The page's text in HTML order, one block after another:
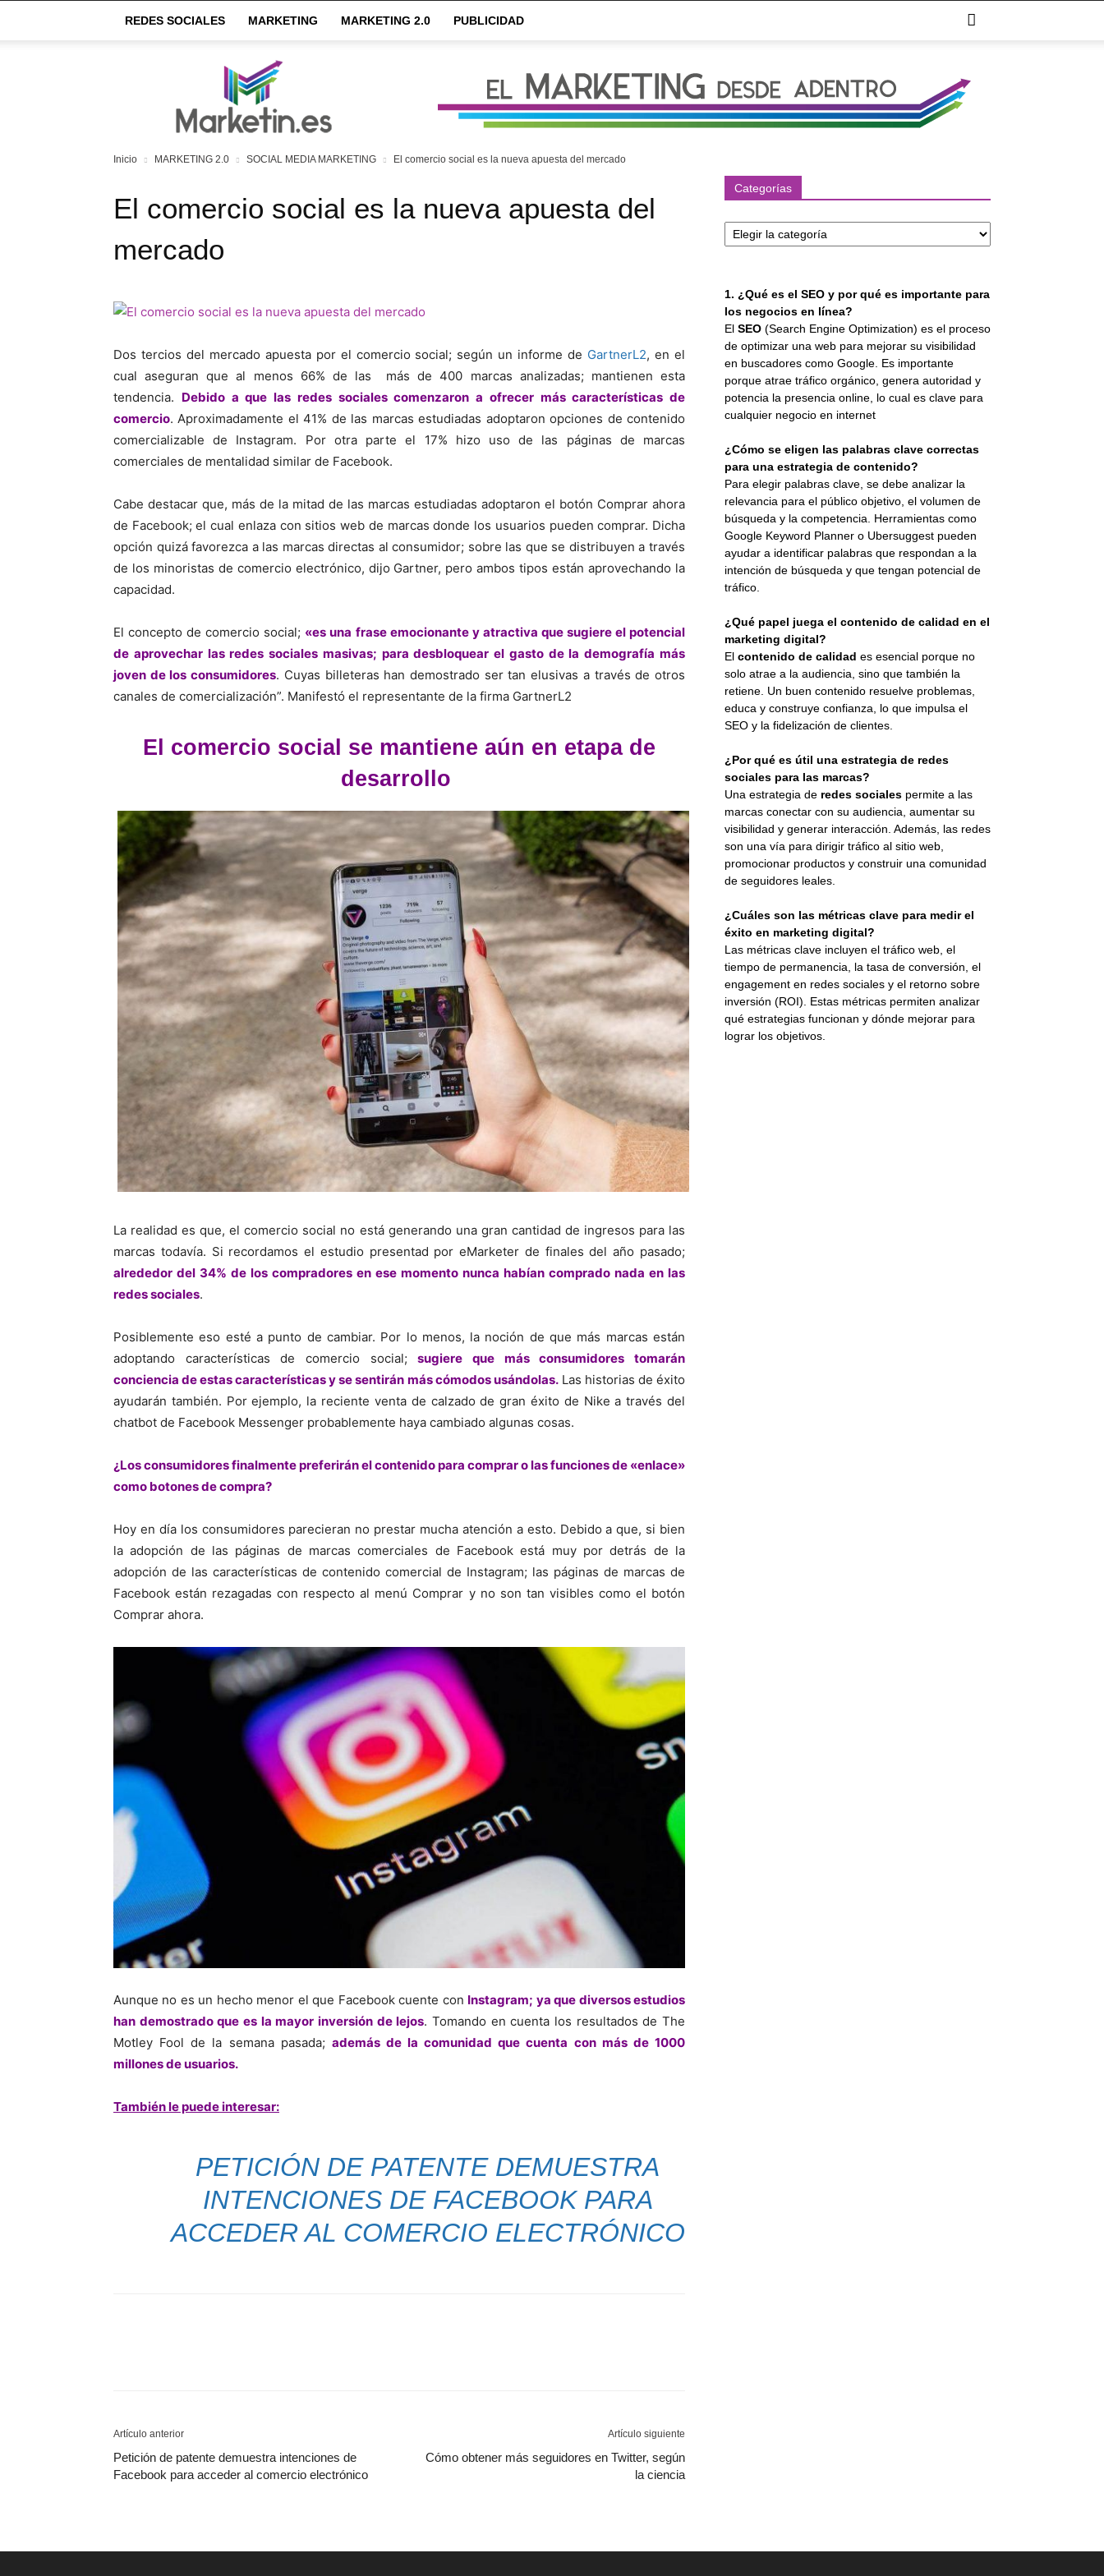
REDES SOCIALES MARKETING MARKETING 2.0 PUBLICIDAD
Inicio MARKETING 2.0 SOCIAL MEDIA MARKETING El comercio social es la nueva apuesta del mercado
El comercio social es la nueva apuesta del
mercado
Dos tercios del mercado apuesta por el comercio social; según un informe de GartnerL2, en el
cual aseguran que al menos 66% de las más de 400 marcas analizadas; mantienen esta
tendencia. Debido a que las redes sociales comenzaron a ofrecer más características de
comercio. Aproximadamente el 41% de las marcas estudiadas adoptaron opciones de contenido
comercializable de Instagram. Por otra parte el 17% hizo uso de las páginas de marcas
comerciales de mentalidad similar de Facebook.
Cabe destacar que, más de la mitad de las marcas estudiadas adoptaron el botón Comprar ahora
de Facebook; el cual enlaza con sitios web de marcas donde los usuarios pueden comprar. Dicha
opción quizá favorezca a las marcas directas al consumidor; sobre las que se distribuyen a través
de los minoristas de comercio electrónico, dijo Gartner, pero ambos tipos están aprovechando la
capacidad.
El concepto de comercio social; «es una frase emocionante y atractiva que sugiere el potencial
de aprovechar las redes sociales masivas; para desbloquear el gasto de la demografía más
joven de los consumidores. Cuyas billeteras han demostrado ser tan elusivas a través de otros
canales de comercialización”. Manifestó el representante de la firma GartnerL2
El comercio social se mantiene aún en etapa de
desarrollo
La realidad es que, el comercio social no está generando una gran cantidad de ingresos para las
marcas todavía. Si recordamos el estudio presentad por eMarketer de finales del año pasado;
alrededor del 34% de los compradores en ese momento nunca habían comprado nada en las
redes sociales.
Posiblemente eso esté a punto de cambiar. Por lo menos, la noción de que más marcas están
adoptando características de comercio social;sugiere que más consumidores tomarán
conciencia de estas características y se sentirán más cómodos usándolas.Las historias de éxito
ayudarán también. Por ejemplo, la reciente venta de calzado de gran éxito de Nike a través del
chatbot de Facebook Messenger probablemente haya cambiado algunas cosas.
¿Los consumidores finalmente preferirán el contenido para comprar o las funciones de «enlace»
como botones de compra?
Hoy en día los consumidores parecieran no prestar mucha atención a esto. Debido a que, si bien
la adopción de las páginas de marcas comerciales de Facebook está muy por detrás de la
adopción de las características de contenido comercial de Instagram; las páginas de marcas de
Facebook están rezagadas con respecto al menú Comprar y no son tan visibles como el botón
Comprar ahora.
Aunque no es un hecho menor el que Facebook cuente con Instagram; ya que diversos estudios
han demostrado que es la mayor inversión de lejos. Tomando en cuenta los resultados de The
Motley Fool de la semana pasada; además de la comunidad que cuenta con más de 1000
millones de usuarios.
También le puede interesar:
PETICIÓN DE PATENTE DEMUESTRA
INTENCIONES DE FACEBOOK PARA
ACCEDER AL COMERCIO ELECTRÓNICO
Artículo anterior
Petición de patente demuestra intenciones de
Facebook para acceder al comercio electrónico
Artículo siguiente
Cómo obtener más seguidores en Twitter, según
la ciencia
Categorías
1. ¿Qué es el SEO y por qué es importante para
los negocios en línea?
El SEO (Search Engine Optimization) es el proceso
de optimizar una web para mejorar su visibilidad
en buscadores como Google. Es importante
porque atrae tráfico orgánico, genera autoridad y
potencia la presencia online, lo cual es clave para
cualquier negocio en internet
¿Cómo se eligen las palabras clave correctas
para una estrategia de contenido?
Para elegir palabras clave, se debe analizar la
relevancia para el público objetivo, el volumen de
búsqueda y la competencia. Herramientas como
Google Keyword Planner o Ubersuggest pueden
ayudar a identificar palabras que respondan a la
intención de búsqueda y que tengan potencial de
tráfico.
¿Qué papel juega el contenido de calidad en el
marketing digital?
El contenido de calidad es esencial porque no
solo atrae a la audiencia, sino que también la
retiene. Un buen contenido resuelve problemas,
educa y construye confianza, lo que impulsa el
SEO y la fidelización de clientes.
¿Por qué es útil una estrategia de redes
sociales para las marcas?
Una estrategia de redes sociales permite a las
marcas conectar con su audiencia, aumentar su
visibilidad y generar interacción. Además, las redes
son una vía para dirigir tráfico al sitio web,
promocionar productos y construir una comunidad
de seguidores leales.
¿Cuáles son las métricas clave para medir el
éxito en marketing digital?
Las métricas clave incluyen el tráfico web, el
tiempo de permanencia, la tasa de conversión, el
engagement en redes sociales y el retorno sobre
inversión (ROI). Estas métricas permiten analizar
qué estrategias funcionan y dónde mejorar para
lograr los objetivos.